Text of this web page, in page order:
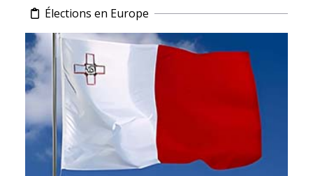
Élections en Europe